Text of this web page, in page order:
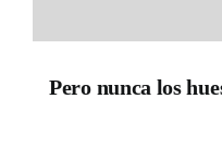
Pero nunca los